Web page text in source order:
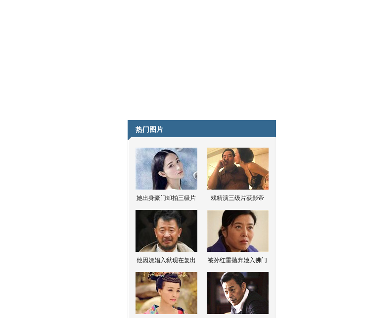
热门图片
她出身豪门却拍三级片 戏精演三级片获影帝
他因嫖娼入狱现在复出 被孙红雷抛弃她入佛门